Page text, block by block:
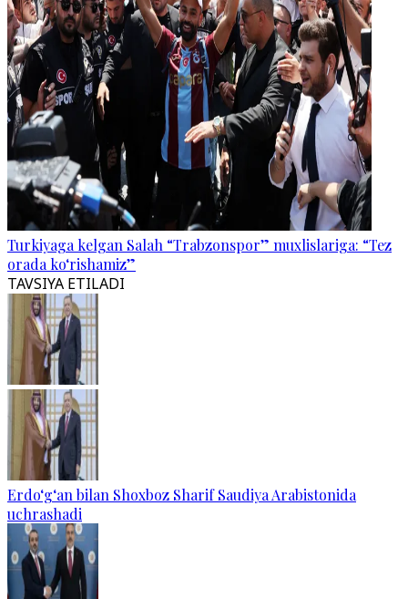
Turkiyaga kelgan Salah “Trabzonspor” muxlislariga: “Tez
orada ko‘rishamiz”
TAVSIYA ETILADI
Erdo‘g‘an bilan Shoxboz Sharif Saudiya Arabistonida
uchrashadi